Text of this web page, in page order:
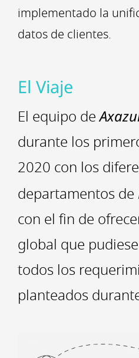
El Viaje
El equipo de
durante los
2020 con los
departamentos de
con el fin de
global que
todos los
planteados
implementado la
datos de clientes.